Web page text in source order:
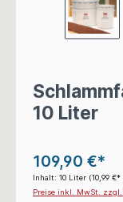
10 Liter
109,90 €*
Inhalt: 10 Liter (10,99
Preise inkl. MwSt. zzgl.